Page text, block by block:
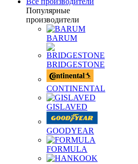
Популярные
производители
BARUM
BRIDGESTONE
CONTINENTAL
GISLAVED
GOODYEAR
FORMULA